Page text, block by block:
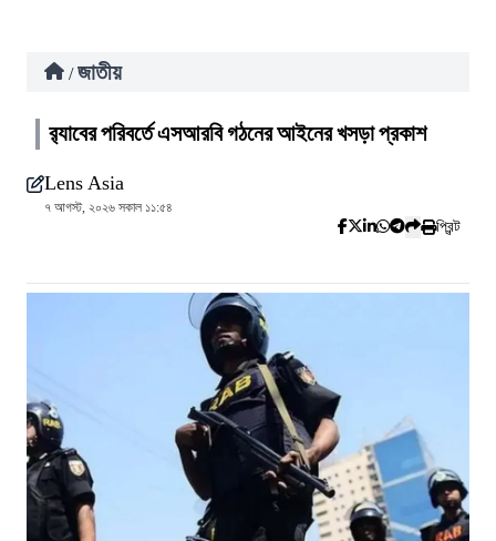
/ জাতীয়
র‍্যাবের পরিবর্তে এসআরবি গঠনের আইনের খসড়া প্রকাশ
Lens Asia
৭ আগস্ট, ২০২৬ সকাল ১১:৫৪
প্রিন্ট